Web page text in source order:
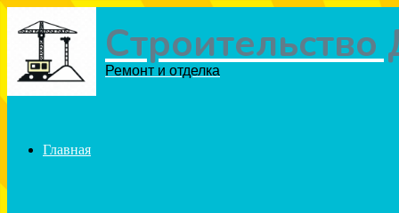
Ремонт и отделка
Главная